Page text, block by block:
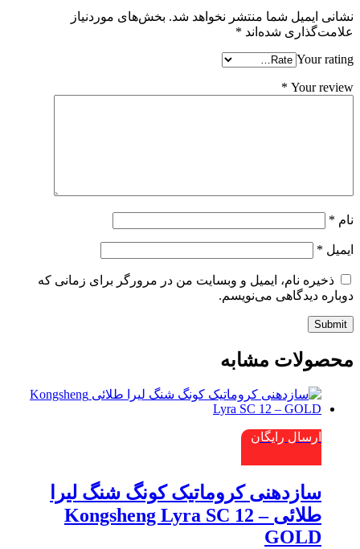
نشانی ایمیل شما منتشر نخواهد شد. بخش‌های موردنیاز
علامت‌گذاری شده‌اند *
Your rating
Your review
*
نام *
ایمیل *
ذخیره نام، ایمیل و وبسایت من در مرورگر برای زمانی که
دوباره دیدگاهی می‌نویسم.
Submit
محصولات مشابه
ارسال رایگان
سازدهنی کروماتیک کونگ شنگ لیرا
طلائی Kongsheng Lyra SC 12 –
GOLD